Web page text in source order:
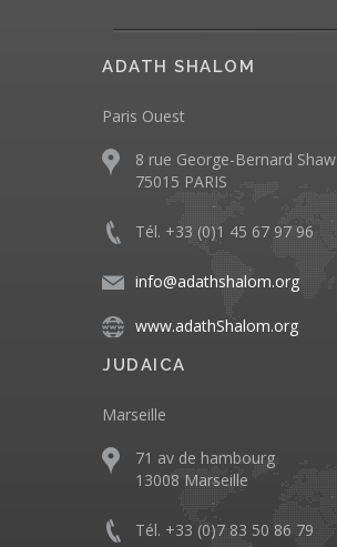
ADATH SHALOM
Paris Ouest
8 rue George-Bernard Shaw
75015 PARIS
Tél. +33 (0)1 45 67 97 96
info@adathshalom.org
www.adathShalom.org
JUDAICA
Marseille
71 av de hambourg
13008 Marseille
Tél. +33 (0)7 83 50 86 79